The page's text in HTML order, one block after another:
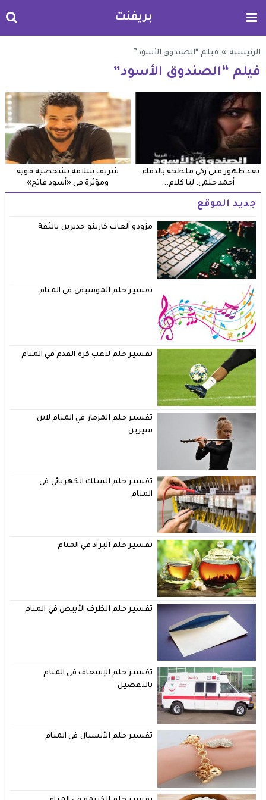
بريفنت
الرئيسية » فيلم “الصندوق الأسود”
فيلم “الصندوق الأسود”
بعد ظهور منى زكي ملطخه بالدماء..
أحمد حلمي: ليا كلام...
شريف سلامة بشخصية قوية
ومؤثرة فى «أسود فاتح»
جديد الموقع
مزودو ألعاب كازينو جديرين بالثقة
تفسير حلم الموسيقي في المنام
تفسير حلم لاعب كرة القدم في المنام
تفسير حلم المزمار في المنام لابن
سيرين
تفسير حلم السلك الكهربائي في
المنام
تفسير حلم البراد في المنام
تفسير حلم الظرف الأبيض في المنام
تفسير حلم الإسعاف في المنام
بالتفصيل
تفسير حلم الأنسيال في المنام